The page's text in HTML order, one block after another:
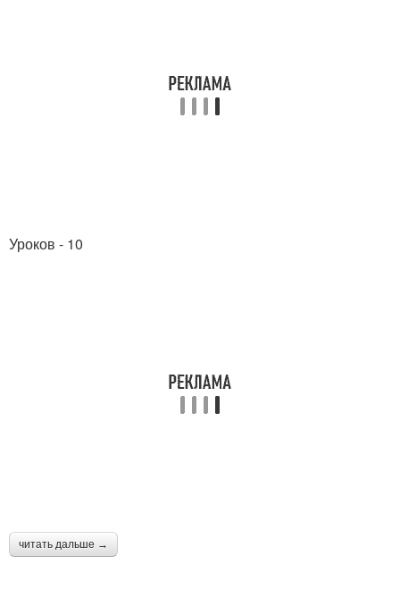
Уроков - 10
читать дальше →